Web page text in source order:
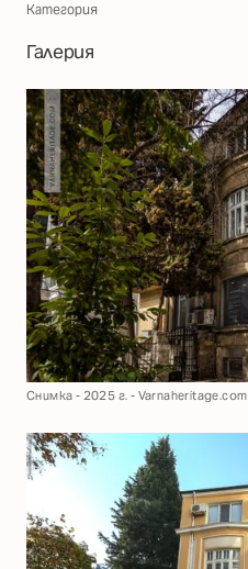
Категория
Галерия
Снимка - 2025 г. - Varnaheritage.com